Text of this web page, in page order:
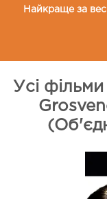
Найкраще за
Усі